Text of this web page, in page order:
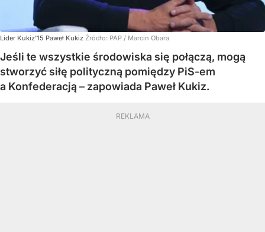
Lider Kukiz'15 Paweł Kukiz Źródło: PAP / Marcin Obara
Jeśli te wszystkie środowiska się połączą, mogą
stworzyć siłę polityczną pomiędzy PiS-em
a Konfederacją – zapowiada Paweł Kukiz.